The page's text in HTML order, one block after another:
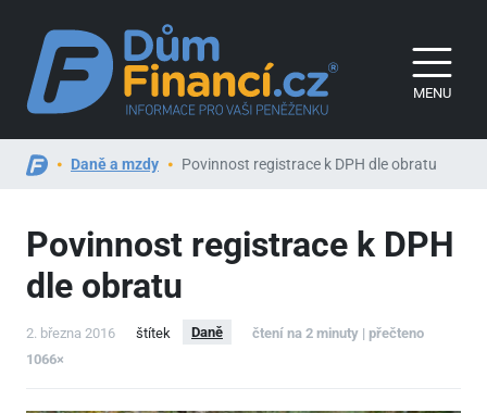
MENU
Daně a mzdy Povinnost registrace k DPH dle obratu
Povinnost registrace k DPH
dle obratu
2. března 2016 štítek Daně
čtení na 2 minuty | přečteno
1066×